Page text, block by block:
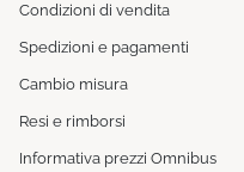
Condizioni di vendita
Spedizioni e pagamenti
Cambio misura
Resi e rimborsi
Informativa prezzi Omnibus